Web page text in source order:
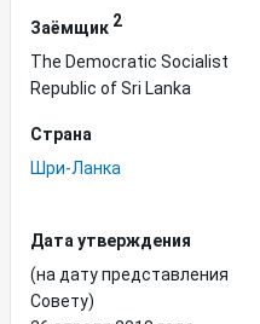
Заёмщик 2
The Democratic Socialist
Republic of Sri Lanka
Страна
Шри-Ланка
Дата утверждения
(на дату представления
Совету)